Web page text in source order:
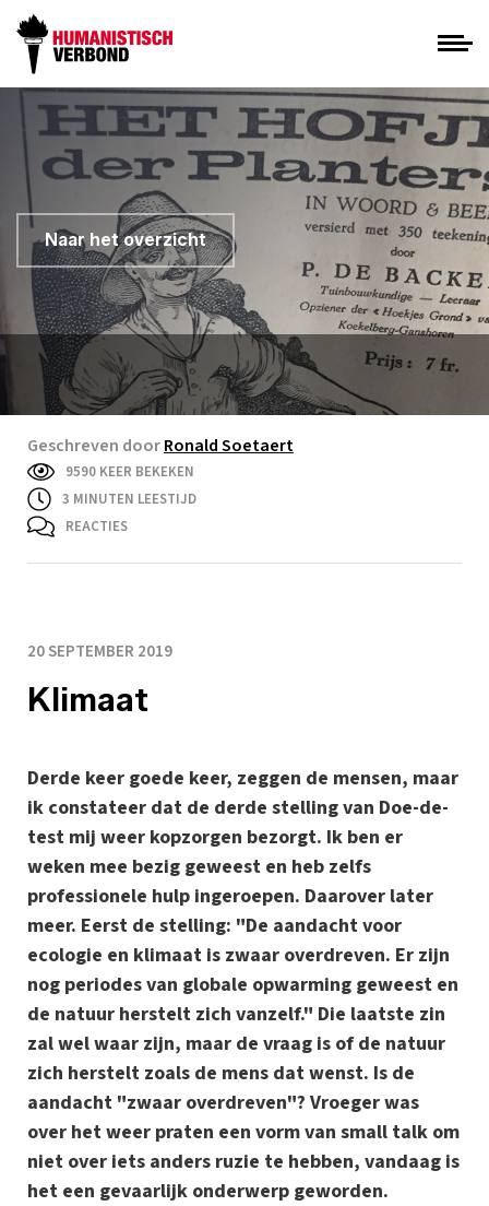
Naar het overzicht
Geschreven doorRonald Soetaert
9590 KEER BEKEKEN
3 MINUTEN LEESTIJD
REACTIES
20 SEPTEMBER 2019
Klimaat
Derde keer goede keer, zeggen de mensen, maar
ik constateer dat de derde stelling van Doe-de-
test mij weer kopzorgen bezorgt. Ik ben er
weken mee bezig geweest en heb zelfs
professionele hulp ingeroepen. Daarover later
meer. Eerst de stelling: "De aandacht voor
ecologie en klimaat is zwaar overdreven. Er zijn
nog periodes van globale opwarming geweest en
de natuur herstelt zich vanzelf." Die laatste zin
zal wel waar zijn, maar de vraag is of de natuur
zich herstelt zoals de mens dat wenst. Is de
aandacht "zwaar overdreven"? Vroeger was
over het weer praten een vorm van small talk om
niet over iets anders ruzie te hebben, vandaag is
het een gevaarlijk onderwerp geworden.